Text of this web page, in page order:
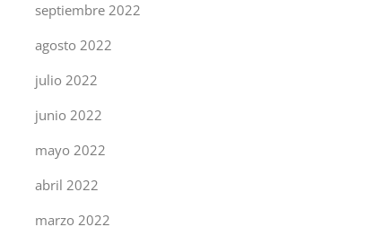
septiembre 2022
agosto 2022
julio 2022
junio 2022
mayo 2022
abril 2022
marzo 2022